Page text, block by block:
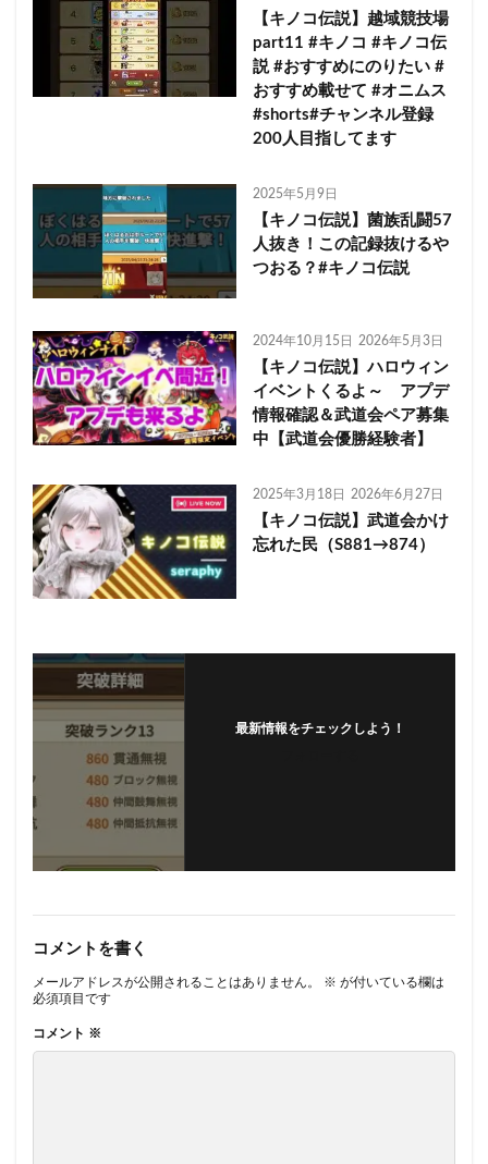
【キノコ伝説】越域競技場
part11 #キノコ #キノコ伝
説 #おすすめにのりたい #
おすすめ載せて #オニムス
#shorts#チャンネル登録
200人目指してます
2025年5月9日
【キノコ伝説】菌族乱闘57
人抜き！この記録抜けるや
つおる？#キノコ伝説
2024年10月15日 2026年5月3日
【キノコ伝説】ハロウィン
イベントくるよ～ アプデ
情報確認＆武道会ペア募集
中【武道会優勝経験者】
2025年3月18日 2026年6月27日
【キノコ伝説】武道会かけ
忘れた民（S881→874）
最新情報をチェックしよう！
コメントを書く
メールアドレスが公開されることはありません。 ※ が付いている欄は
必須項目です
コメント ※